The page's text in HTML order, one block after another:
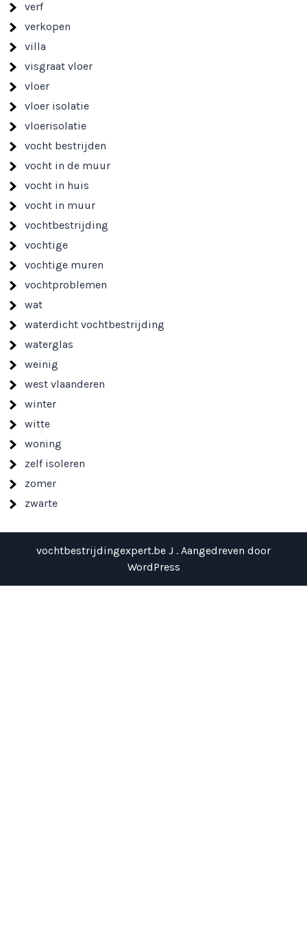
verf
verkopen
villa
visgraat vloer
vloer
vloer isolatie
vloerisolatie
vocht bestrijden
vocht in de muur
vocht in huis
vocht in muur
vochtbestrijding
vochtige
vochtige muren
vochtproblemen
wat
waterdicht vochtbestrijding
waterglas
weinig
west vlaanderen
winter
witte
woning
zelf isoleren
zomer
zwarte
vochtbestrijdingexpert.be J . Aangedreven door
WordPress